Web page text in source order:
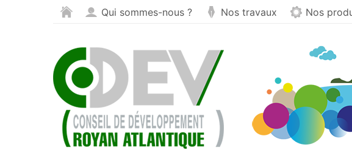
Saut au contenu Qui sommes-nous ? Nos travaux Nos
Panneau de gestion des cookies